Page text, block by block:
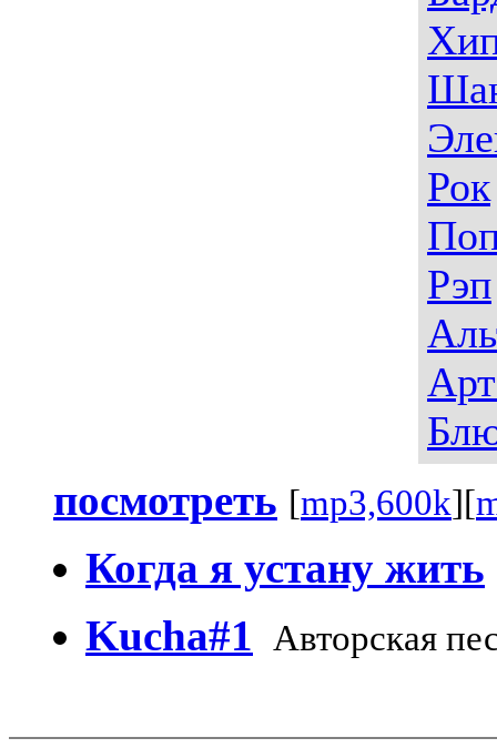
Рок
Рэп
посмотреть [mp3,600k][
Когда я устану жить
Kucha#1 Авторская